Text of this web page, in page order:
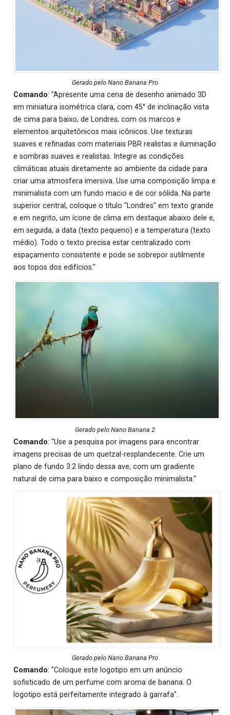
Gerado pelo Nano Banana Pro
Comando: "Apresente uma cena de desenho animado 3D
em miniatura isométrica clara, com 45° de inclinação vista
de cima para baixo, de Londres, com os marcos e
elementos arquitetônicos mais icônicos. Use texturas
suaves e refinadas com materiais PBR realistas e iluminação
e sombras suaves e realistas. Integre as condições
climáticas atuais diretamente ao ambiente da cidade para
criar uma atmosfera imersiva. Use uma composição limpa e
minimalista com um fundo macio e de cor sólida. Na parte
superior central, coloque o título "Londres" em texto grande
e em negrito, um ícone de clima em destaque abaixo dele e,
em seguida, a data (texto pequeno) e a temperatura (texto
médio). Todo o texto precisa estar centralizado com
espaçamento consistente e pode se sobrepor sutilmente
aos topos dos edifícios."
Gerado pelo Nano Banana 2
Comando: "Use a pesquisa por imagens para encontrar
imagens precisas de um quetzal-resplandecente. Crie um
plano de fundo 3:2 lindo dessa ave, com um gradiente
natural de cima para baixo e composição minimalista."
Gerado pelo Nano Banana Pro
Comando: "Coloque este logotipo em um anúncio
sofisticado de um perfume com aroma de banana. O
logotipo está perfeitamente integrado à garrafa".